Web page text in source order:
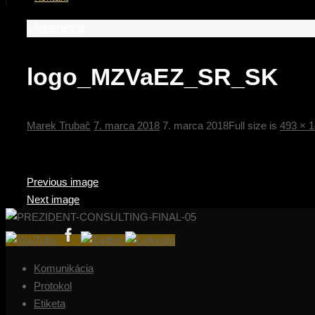
logo_MZVaEZ_SR_SK
Marek Trubač 7. marca 2018 7. marca 2018Full size is 493 ×
Previous image
Next image
Komunikácia
Protokol
Etiketa